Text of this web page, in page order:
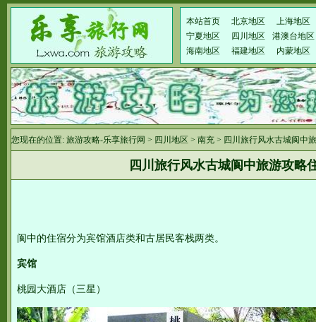
本站首页 北京地区
上海地区
宁夏地区
四川地区
港澳台地区
海南地区
福建地区 内蒙地区
您现在的位置: 旅游攻略-乐享旅行网 > 四川地区 > 南充 > 四川旅行风水古城阆中
四川旅行风水古城阆中旅游攻略
阆中的住宿分为宾馆酒店类和古居民客栈两类。
宾馆
桃园大酒店（三星）